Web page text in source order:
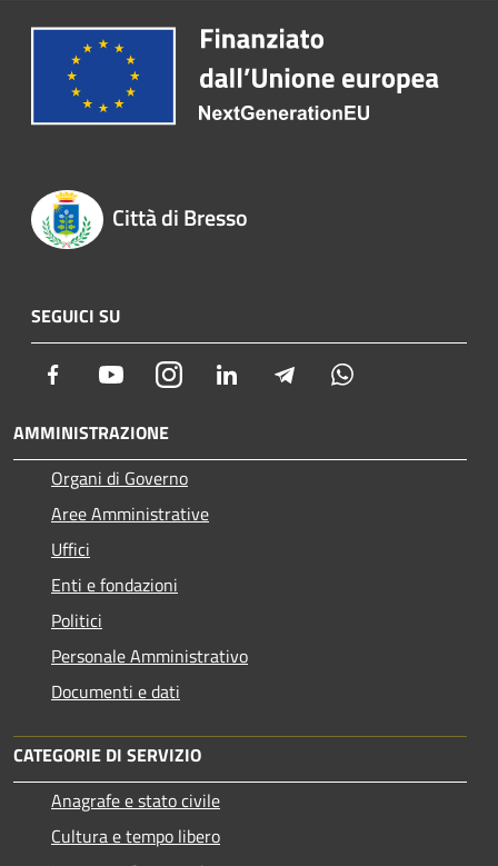
Città di Bresso
SEGUICI SU
Facebook YoutubeInstagram LinkedIn Telegram
AMMINISTRAZIONE
Organi di Governo
Aree Amministrative
Uffici
Enti e fondazioni
Politici
Personale Amministrativo
Documenti e dati
CATEGORIE DI SERVIZIO
Anagrafe e stato civile
Cultura e tempo libero